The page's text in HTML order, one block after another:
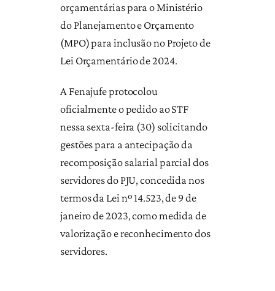
orçamentárias para o Ministério
do Planejamento e Orçamento
(MPO) para inclusão no Projeto de
Lei Orçamentário de 2024.
A Fenajufe protocolou
oficialmente o pedido ao STF
nessa sexta-feira (30) solicitando
gestões para a antecipação da
recomposição salarial parcial dos
servidores do PJU, concedida nos
termos da Lei nº 14.523, de 9 de
janeiro de 2023, como medida de
valorização e reconhecimento dos
servidores.